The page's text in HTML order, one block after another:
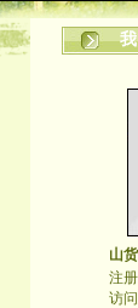
山
注
访